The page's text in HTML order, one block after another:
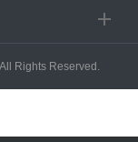
Rights Reserved.